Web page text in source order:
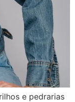
e pedrarias